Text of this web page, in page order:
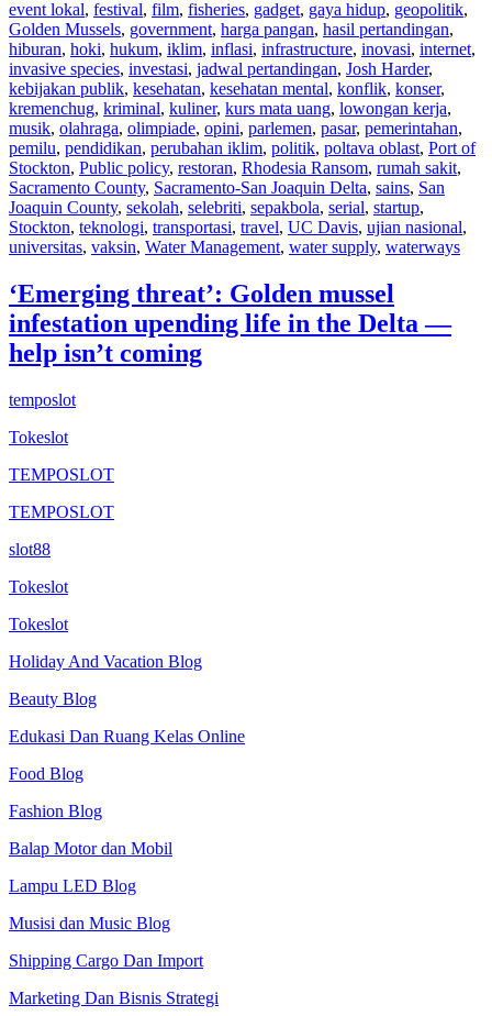
event lokal, festival, film, fisheries, gadget, gaya hidup, geopolitik,
Golden Mussels, government, harga pangan, hasil pertandingan,
hiburan, hoki, hukum, iklim, inflasi, infrastructure, inovasi, internet,
invasive species, investasi, jadwal pertandingan, Josh Harder,
kebijakan publik, kesehatan, kesehatan mental, konflik, konser,
kremenchug, kriminal, kuliner, kurs mata uang, lowongan kerja,
musik, olahraga, olimpiade, opini, parlemen, pasar, pemerintahan,
pemilu, pendidikan, perubahan iklim, politik, poltava oblast, Port of
Stockton, Public policy, restoran, Rhodesia Ransom, rumah sakit,
Sacramento County, Sacramento-San Joaquin Delta, sains, San
Joaquin County, sekolah, selebriti, sepakbola, serial, startup,
Stockton, teknologi, transportasi, travel, UC Davis, ujian nasional,
universitas, vaksin, Water Management, water supply, waterways
‘Emerging threat’: Golden mussel
infestation upending life in the Delta —
help isn’t coming
temposlot
Tokeslot
TEMPOSLOT
TEMPOSLOT
slot88
Tokeslot
Tokeslot
Holiday And Vacation Blog
Beauty Blog
Edukasi Dan Ruang Kelas Online
Food Blog
Fashion Blog
Balap Motor dan Mobil
Lampu LED Blog
Musisi dan Music Blog
Shipping Cargo Dan Import
Marketing Dan Bisnis Strategi